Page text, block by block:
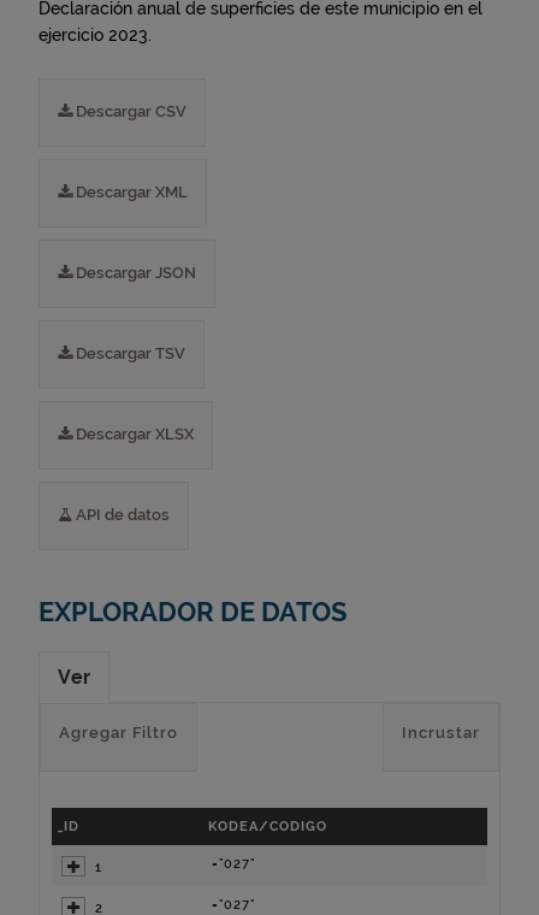
Declaración anual de superficies de este municipio en el
ejercicio 2023.
Descargar CSV
Descargar XML
Descargar JSON
Descargar TSV
Descargar XLSX
API de datos
EXPLORADOR DE DATOS
Ver
Incrustar
Agregar Filtro
_ID KODEA/CODIGO
1 ="027"
2 ="027"